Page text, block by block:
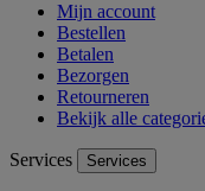
Mijn account
Bestellen
Betalen
Bezorgen
Retourneren
Bekijk alle
Services Services